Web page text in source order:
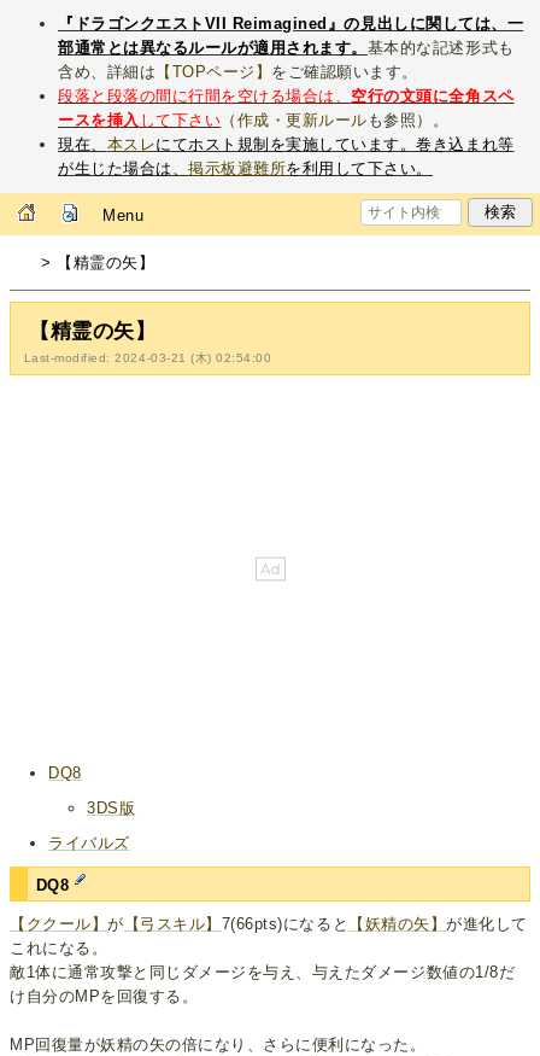
『ドラゴンクエストVII Reimagined』の見出しに関しては、一
部通常とは異なるルールが適用されます。 基本的な記述形式も
含め、詳細は 【TOPページ】 をご確認願います。
段落と段落の間に行間を空ける場合は、 空行の文頭に全角スペ
ースを挿入 して下さい （ 作成・更新ルール も参照）。
現在、 本スレにてホスト規制を実施しています。巻き込まれ等
が生じた場合は、掲示板避難所を利用して下さい。
Menu
> 【精霊の矢】
【精霊の矢】
Last-modified: 2024-03-21 (木) 02:54:00
DQ8
3DS版
ライバルズ
DQ8
【ククール】が 【弓スキル】 7(66pts)になると 【妖精の矢】が進化して
これになる。
敵1体に通常攻撃と同じダメージを与え、与えたダメージ数値の1/8だ
け自分のMPを回復する。
MP回復量が妖精の矢の倍になり、さらに便利になった。